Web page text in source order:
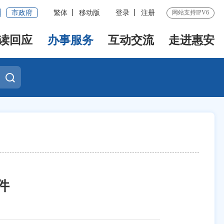
市政府 繁体 移动版 登录 注册 网站支持IPV6
回应 办事服务 互动交流 走进惠安